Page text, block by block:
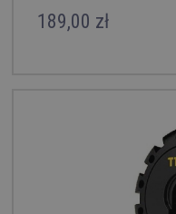
189,00 zł